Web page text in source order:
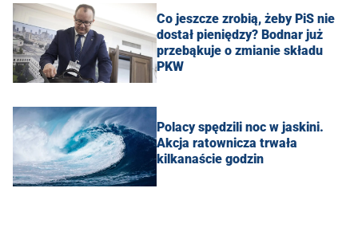
Co jeszcze zrobią, żeby PiS nie
dostał pieniędzy? Bodnar już
przebąkuje o zmianie składu
PKW
Polacy spędzili noc w jaskini.
Akcja ratownicza trwała
kilkanaście godzin